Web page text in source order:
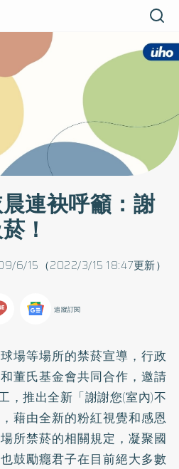
連袂呼籲：謝
！
6/15（2022/3/15 18:47更新）
追蹤訂閱
場等場所的禁菸宣導，行政
董氏基金會共同合作，邀請
，推出全新「謝謝您(室內)不
藉由全新的粉紅視覺和感恩
所禁菸的相關規定，凝聚國
鼓勵癮君子在目前絕大多數